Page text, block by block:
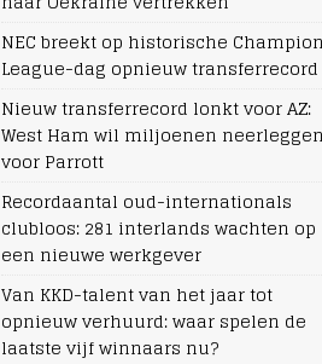
NEC breekt op historische
League-dag opnieuw transferrecord
Nieuw transferrecord lonkt voor AZ:
West Ham wil miljoenen neerleggen
voor Parrott
Recordaantal oud-internationals
clubloos: 281 interlands wachten op
een nieuwe werkgever
Van KKD-talent van het jaar tot
opnieuw verhuurd: waar spelen de
laatste vijf winnaars nu?